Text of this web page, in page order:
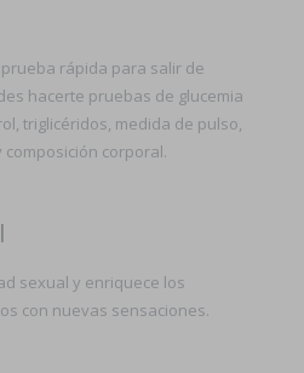
rápida para salir de
hacerte pruebas de glucemia
triglicéridos, medida de pulso,
corporal.
sexual y enriquece los
con nuevas sensaciones.